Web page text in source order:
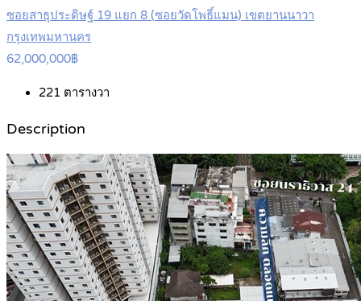
ซอยสาธุประดิษฐ์ 19 แยก 8 (ซอยวัดโพธิ์แมน) เขตยานนาวา
กรุงเทพมหานคร
62,000,000฿
221 ตารางวา
Description